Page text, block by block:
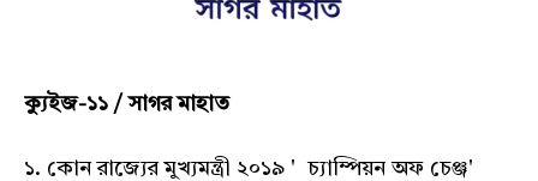
ক্যুইজ-১১ / সাগর মাহাত
১. কোন রাজ্যের মুখ্যমন্ত্রী ২০১৯ ' চ্যাম্পিয়ন অফ চেঞ্জ'